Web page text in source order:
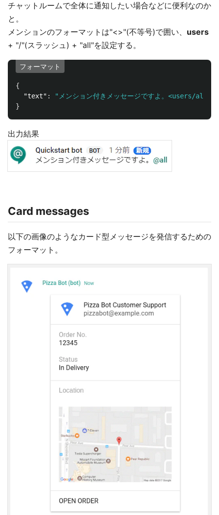
チャットルームで全体に通知したい場合などに便利なのか
と。
メンションのフォーマットは"<>"(不等号)で囲い、 users
+ "/"(スラッシュ) + "all"を設定する。
フォーマット
{
"text" :
"メンション付きメッセージですよ。<users/all>"
}
出力結果
Card messages
以下の画像のようなカード型メッセージを発信するための
フォーマット。